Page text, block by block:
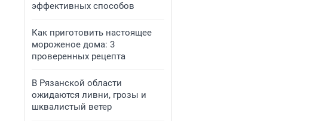
эффективных способов
Как приготовить настоящее
мороженое дома: 3
проверенных рецепта
В Рязанской области
ожидаются ливни, грозы и
шквалистый ветер